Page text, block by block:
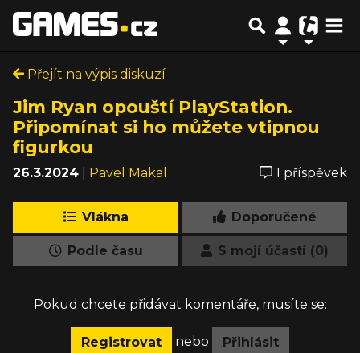
Přejít na výpis diskuzí
Jim Ryan opouští PlayStation.
Připomínat si ho můžete vtipnou
figurkou
26.3.2024 Pavel Makal 1 příspěvek
Vlákna Doporučené
Podle času S mojí účastí (0)
Pokud chcete přidávat komentáře, musíte se:
Registrovat nebo Přihlásit